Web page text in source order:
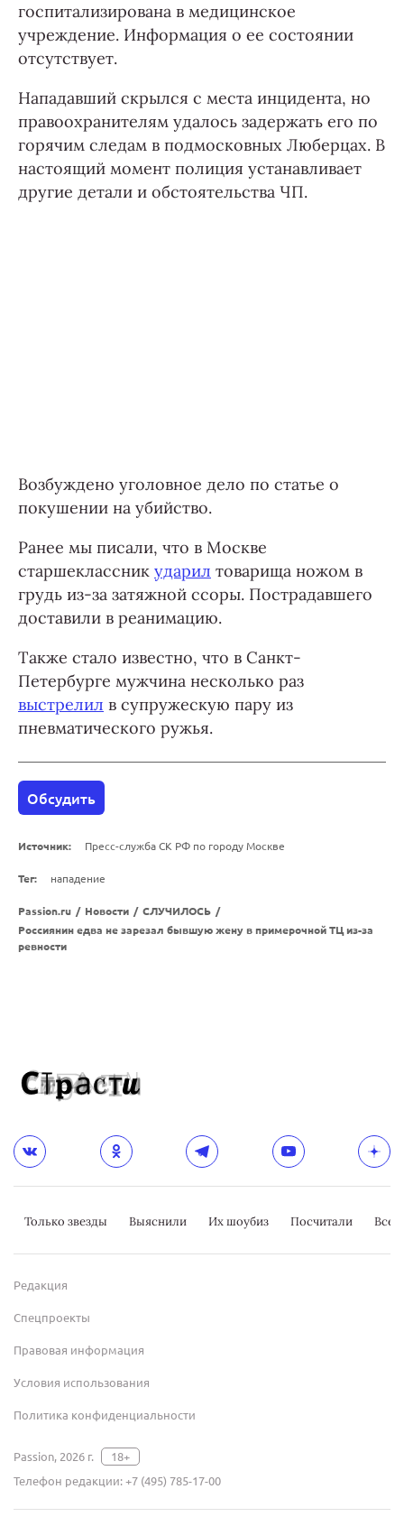
госпитализирована в медицинское
учреждение. Информация о ее состоянии
отсутствует.
Нападавший скрылся с места инцидента, но
правоохранителям удалось задержать его по
горячим следам в подмосковных Люберцах. В
настоящий момент полиция устанавливает
другие детали и обстоятельства ЧП.
Возбуждено уголовное дело по статье о
покушении на убийство.
Ранее мы писали, что в Москве
старшеклассник ударил товарища ножом в
грудь из-за затяжной ссоры. Пострадавшего
доставили в реанимацию.
Также стало известно, что в Санкт-
Петербурге мужчина несколько раз
выстрелил в супружескую пару из
пневматического ружья.
Обсудить
Источник: Пресс-служба СК РФ по городу Москве
Тег: нападение
Passion.ru / Новости / СЛУЧИЛОСЬ /
Россиянин едва не зарезал бывшую жену в примерочной ТЦ из-за
ревности
Только звезды Выяснили Их шоубиз Посчитали
Редакция
Спецпроекты
Правовая информация
Условия использования
Политика конфиденциальности
Passion, 2026 г.
18+
Телефон редакции:+7 (495) 785-17-00